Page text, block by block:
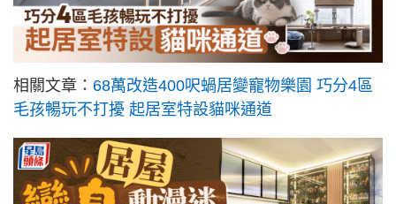
相關文章： 68萬改造400呎蝸居變寵物樂園 巧分4區
毛孩暢玩不打擾 起居室特設貓咪通道